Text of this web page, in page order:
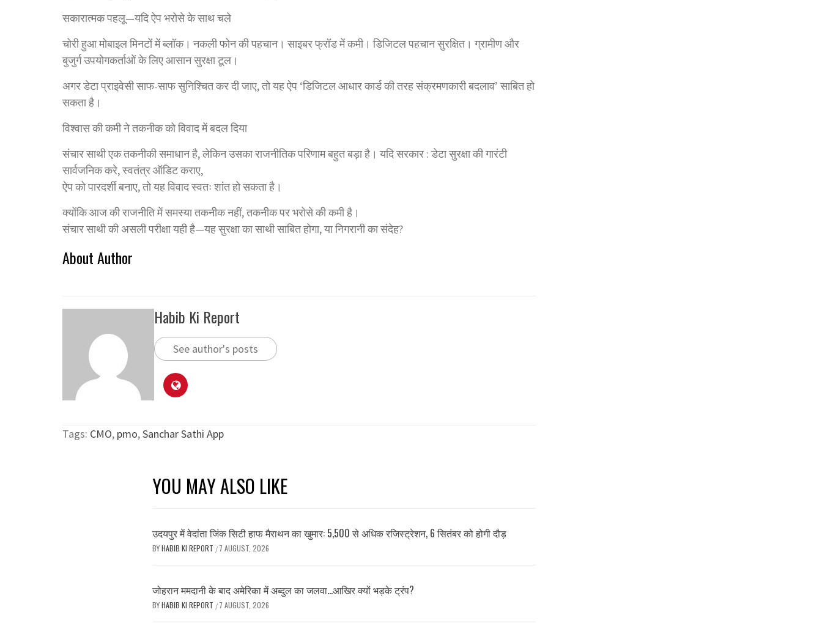
सकारात्मक पहलू—यदि ऐप भरोसे के साथ चले
चोरी हुआ मोबाइल मिनटों में ब्लॉक। नकली फोन की पहचान। साइबर फ्रॉड में कमी। डिजिटल पहचान सुरक्षित। ग्रामीण और
बुजुर्ग उपयोगकर्ताओं के लिए आसान सुरक्षा टूल।
अगर डेटा प्राइवेसी साफ-साफ सुनिश्चित कर दी जाए, तो यह ऐप ‘डिजिटल आधार कार्ड की तरह संक्रमणकारी बदलाव’ साबित हो
सकता है।
विश्वास की कमी ने तकनीक को विवाद में बदल दिया
संचार साथी एक तकनीकी समाधान है, लेकिन उसका राजनीतिक परिणाम बहुत बड़ा है। यदि सरकार : डेटा सुरक्षा की गारंटी
सार्वजनिक करे, स्वतंत्र ऑडिट कराए,
ऐप को पारदर्शी बनाए, तो यह विवाद स्वतः शांत हो सकता है।
क्योंकि आज की राजनीति में समस्या तकनीक नहीं, तकनीक पर भरोसे की कमी है।
संचार साथी की असली परीक्षा यही है—यह सुरक्षा का साथी साबित होगा, या निगरानी का संदेह?
About Author
Habib Ki Report
See author's posts
Tags: CMO, pmo,Sanchar Sathi App
YOU MAY ALSO LIKE
उदयपुर में वेदांता जिंक सिटी हाफ मैराथन का खुमार: 5,500 से अधिक रजिस्ट्रेशन, 6 सितंबर को होगी दौड़
BYHABIB KI REPORT / 7 AUGUST, 2026
जोहरान ममदानी के बाद अमेरिका में अब्दुल का जलवा…आखिर क्यों भड़के ट्रंप?
BYHABIB KI REPORT / 7 AUGUST, 2026